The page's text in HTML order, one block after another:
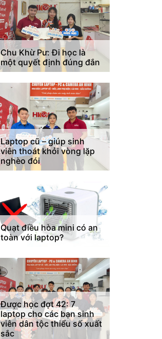
Chu Khừ Pư: Đi học là
một quyết định đúng đắn
Laptop cũ – giúp sinh
viên thoát khỏi vòng lặp
nghèo đói
Quạt điều hòa mini có an
toàn với laptop?
Được học đợt 42: 7
laptop cho các bạn sinh
viên dân tộc thiểu số xuất
sắc